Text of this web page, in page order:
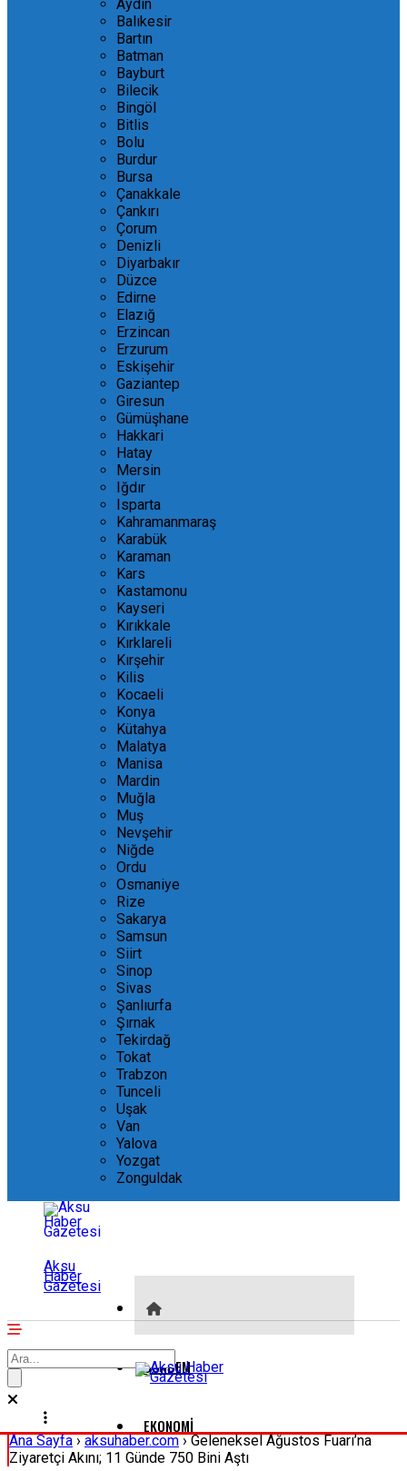
Aydın
Balıkesir
Bartın
Batman
Bayburt
Bilecik
Bingöl
Bitlis
Bolu
Burdur
Bursa
Çanakkale
Çankırı
Çorum
Denizli
Diyarbakır
Düzce
Edirne
Elazığ
Erzincan
Erzurum
Eskişehir
Gaziantep
Giresun
Gümüşhane
Hakkari
Hatay
Mersin
Iğdır
Isparta
Kahramanmaraş
Karabük
Karaman
Kars
Kastamonu
Kayseri
Kırıkkale
Kırklareli
Kırşehir
Kilis
Kocaeli
Konya
Kütahya
Malatya
Manisa
Mardin
Muğla
Muş
Nevşehir
Niğde
Ordu
Osmaniye
Rize
Sakarya
Samsun
Siirt
Sinop
Sivas
Şanlıurfa
Şırnak
Tekirdağ
Tokat
Trabzon
Tunceli
Uşak
Van
Yalova
Yozgat
Zonguldak
Aksu
Haber
Gazetesi
GÜNDEM
EKONOMI
Ana Sayfa›aksuhaber.com›Geleneksel Ağustos Fuarı’na
Ziyaretçi Akını; 11 Günde 750 Bini Aştı